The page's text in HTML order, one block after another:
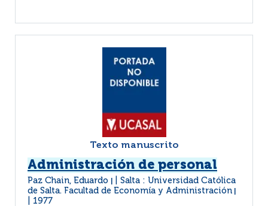
Texto manuscrito
Administración de personal
Paz Chain, Eduardo
Salta : Universidad Católica
de Salta. Facultad de Economía y Administración
1977